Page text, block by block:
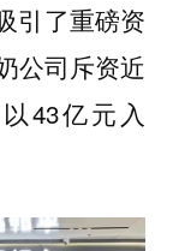
引了重磅资
公司斥资近
43亿元入